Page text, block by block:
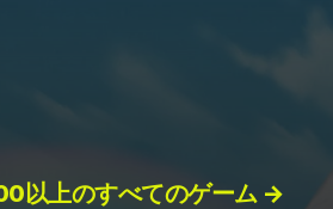
以上のすべてのゲーム →